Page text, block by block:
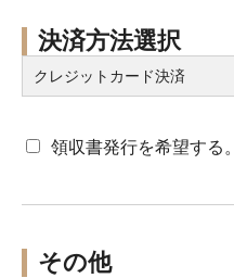
決済方法選択
クレジットカード決済
領収書発行を希望する。
その他